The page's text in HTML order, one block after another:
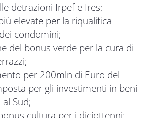
detrazioni Irpef e Ires;
elevate per la riqualifica
condomini;
del bonus verde per la cura di
per 200mln di Euro del
per gli investimenti in beni
Sud;